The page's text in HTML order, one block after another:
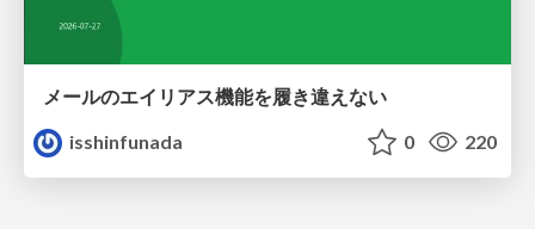
メールのエイリアス機能を履き違えない
isshinfunada
0 220